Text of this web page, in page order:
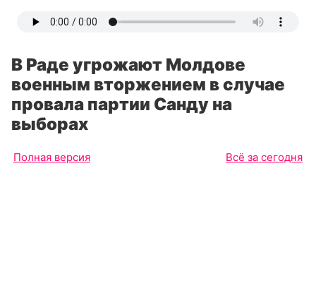
В Раде угрожают Молдове
военным вторжением в случае
провала партии Санду на
выборах
Полная версия Всё за сегодня